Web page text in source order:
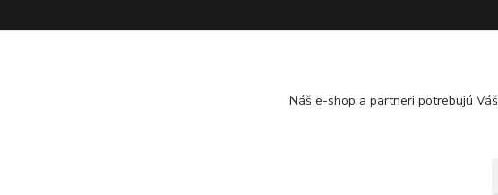
Náš e-shop a partneri potrebujú Váš